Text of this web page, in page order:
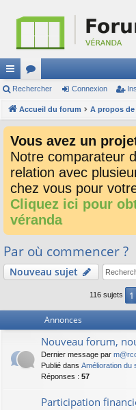
ac
co
ci
or
u
s
Rechercher Connexion
Accueil du forum A propos de
Vous avez un
Notre comparateur
relation avec
chez vous pour
Cliquez ici pour
véranda
Par où commencer ?
Nouveau sujet
116 sujets 1
Annonces
Nouveau forum,
Dernier message par
Publié dans Amélioration du
Réponses : 57
Participation